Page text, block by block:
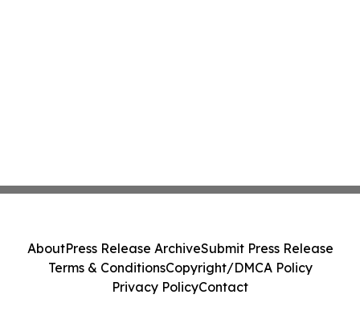
AboutPress Release ArchiveSubmit Press Release
Terms & ConditionsCopyright/DMCA Policy
Privacy PolicyContact